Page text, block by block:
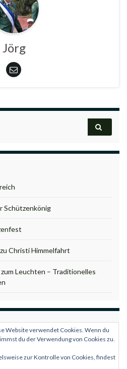
Jörg
Schützenkönig
Christi Himmelfahrt
Leuchten – Traditionelles
Website verwendet Cookies. Wenn du
du der Verwendung von Cookies zu.
zur Kontrolle von Cookies, findest